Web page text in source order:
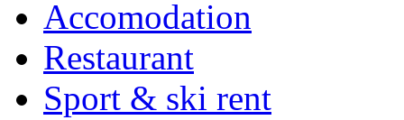
Accomodation
Restaurant
Sport & ski rent